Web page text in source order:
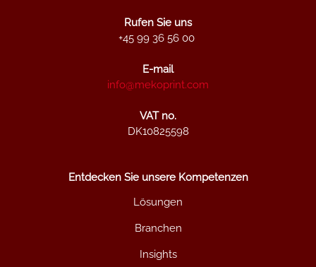
Rufen Sie uns
+45 99 36 56 00
E-mail
info@mekoprint.com
VAT no.
DK10825598
Entdecken Sie unsere Kompetenzen
Lösungen
Branchen
Insights